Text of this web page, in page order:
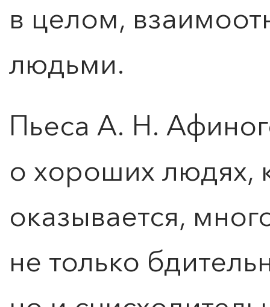
в целом,
людьми.
Пьеса А. Н.
о хороших людях,
оказывается,
не только